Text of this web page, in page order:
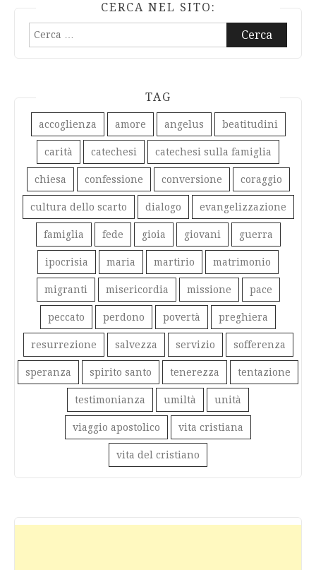
CERCA NEL SITO:
Ricerca
TAG
accoglienza amore angelus beatitudini
carità catechesi catechesi sulla famiglia
chiesa confessione conversione coraggio
cultura dello scarto dialogo evangelizzazione
famiglia fede gioia giovani guerra
ipocrisia maria martirio matrimonio
migranti misericordia missione pace
peccato perdono povertà preghiera
resurrezione salvezza servizio sofferenza
speranza spirito santo tenerezza tentazione
testimonianza umiltà unità
viaggio apostolico vita cristiana
vita del cristiano